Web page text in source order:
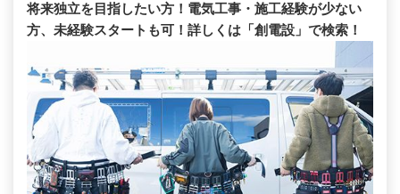
将来独立を目指したい方！電気工事・施工経験が少ない
方、未経験スタートも可！詳しくは「創電設」で検索！